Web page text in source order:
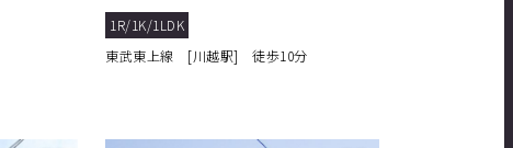
1R/1K/1LDK
東武東上線 [川越駅] 徒歩10分